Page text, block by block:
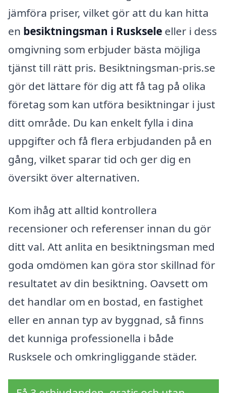
jämföra priser, vilket gör att du kan hitta
en besiktningsman i Rusksele eller i dess
omgivning som erbjuder bästa möjliga
tjänst till rätt pris. Besiktningsman-pris.se
gör det lättare för dig att få tag på olika
företag som kan utföra besiktningar i just
ditt område. Du kan enkelt fylla i dina
uppgifter och få flera erbjudanden på en
gång, vilket sparar tid och ger dig en
översikt över alternativen.
Kom ihåg att alltid kontrollera
recensioner och referenser innan du gör
ditt val. Att anlita en besiktningsman med
goda omdömen kan göra stor skillnad för
resultatet av din besiktning. Oavsett om
det handlar om en bostad, en fastighet
eller en annan typ av byggnad, så finns
det kunniga professionella i både
Rusksele och omkringliggande städer.